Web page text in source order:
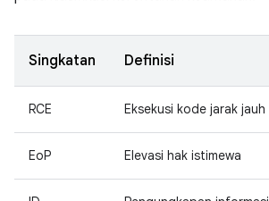
Singkatan Definisi
RCE Eksekusi kode jarak jauh
EoP Elevasi hak istimewa